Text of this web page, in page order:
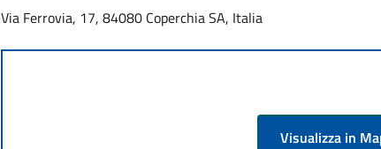
Via Ferrovia, 17, 84080 Coperchia SA, Italia
Visualizza in